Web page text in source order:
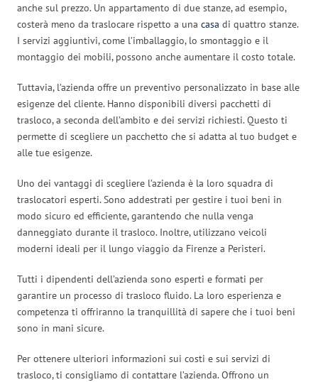
anche sul prezzo. Un appartamento di due stanze, ad esempio,
costerà meno da traslocare rispetto a una casa di quattro stanze.
I servizi aggiuntivi, come l’imballaggio, lo smontaggio e il
montaggio dei mobili, possono anche aumentare il costo totale.
Tuttavia, l’azienda offre un preventivo personalizzato in base alle
esigenze del cliente. Hanno disponibili diversi pacchetti di
trasloco, a seconda dell’ambito e dei servizi richiesti. Questo ti
permette di scegliere un pacchetto che si adatta al tuo budget e
alle tue esigenze.
Uno dei vantaggi di scegliere l’azienda è la loro squadra di
traslocatori esperti. Sono addestrati per gestire i tuoi beni in
modo sicuro ed efficiente, garantendo che nulla venga
danneggiato durante il trasloco. Inoltre, utilizzano veicoli
moderni ideali per il lungo viaggio da Firenze a Peristeri.
Tutti i dipendenti dell’azienda sono esperti e formati per
garantire un processo di trasloco fluido. La loro esperienza e
competenza ti offriranno la tranquillità di sapere che i tuoi beni
sono in mani sicure.
Per ottenere ulteriori informazioni sui costi e sui servizi di
trasloco, ti consigliamo di contattare l’azienda. Offrono un